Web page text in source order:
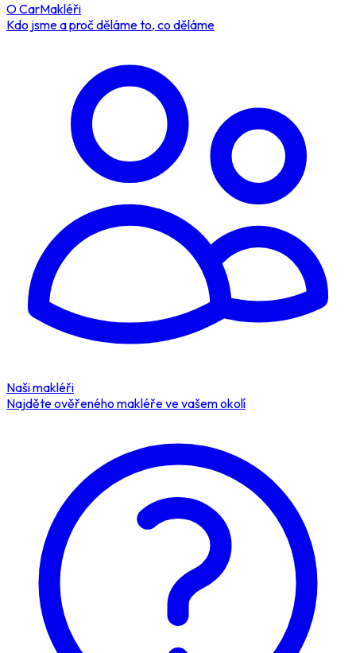
O CarMakléři
Kdo jsme a proč děláme to, co děláme
Naši makléři
Najděte ověřeného makléře ve vašem okolí